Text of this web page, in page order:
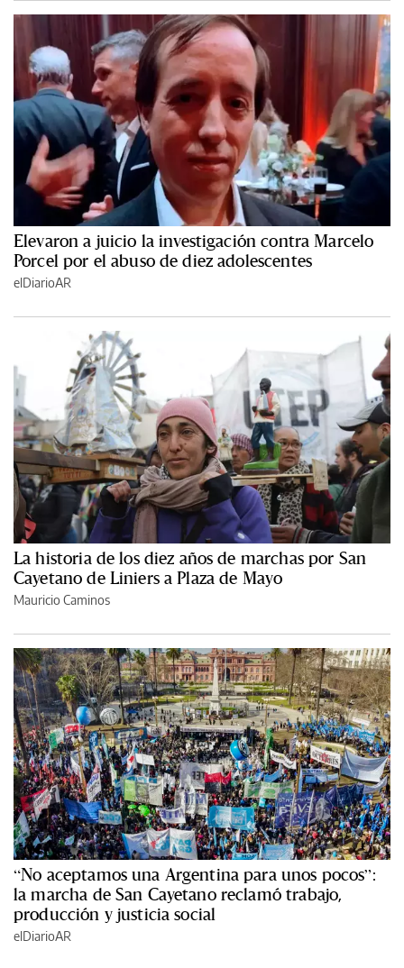
Elevaron a juicio la investigación contra Marcelo
Porcel por el abuso de diez adolescentes
elDiarioAR
La historia de los diez años de marchas por San
Cayetano de Liniers a Plaza de Mayo
Mauricio Caminos
“No aceptamos una Argentina para unos pocos”:
la marcha de San Cayetano reclamó trabajo,
producción y justicia social
elDiarioAR